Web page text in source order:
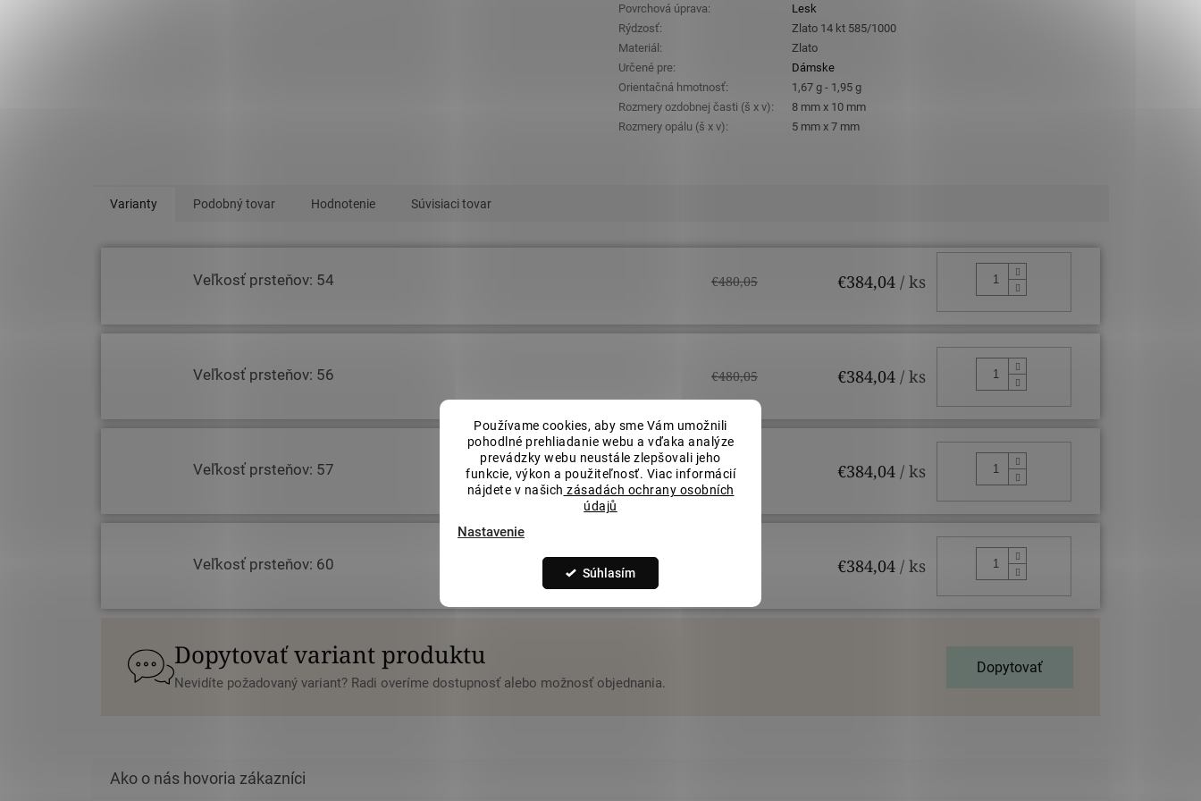
Používame cookies, aby sme Vám umožnili
pohodlné prehliadanie webu a vďaka analýze
prevádzky webu neustále zlepšovali jeho
funkcie, výkon a použiteľnosť. Viac informácií
nájdete v našich zásadách ochrany osobních
údajů
Nastavenie
Súhlasím
Povrchová úprava:
Lesk
Rýdzosť:
Zlato 14 kt 585/1000
Materiál :
Zlato
Určené pre:
Dámske
Orientačná hmotnosť:
1,67 g - 1,95 g
Rozmery ozdobnej časti (š x v):
8 mm x 10 mm
Rozmery opálu (š x v): 5 mm x 7 mm
Varianty Podobný tovar Hodnotenie Súvisiaci tovar
Veľkosť prsteňov: 54 €480,05 €384,04 / ks
Veľkosť prsteňov: 56 €480,05 €384,04 / ks
Veľkosť prsteňov: 57 €480,05 €384,04 / ks
Veľkosť prsteňov: 60 €384,04 / ks
Dopytovať variant produktu
Nevidíte požadovaný variant? Radi overíme dostupnosť alebo možnosť objednania.
Dopytovať